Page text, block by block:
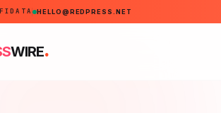
HELLO@REDPRESS.NET
WIRE.